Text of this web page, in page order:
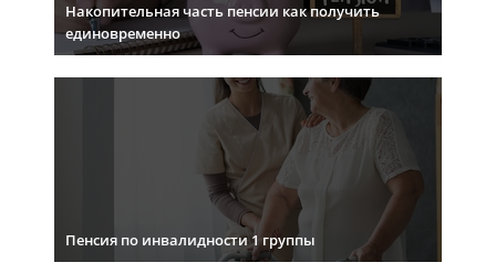
Накопительная часть пенсии как получить
единовременно
Пенсия по инвалидности 1 группы